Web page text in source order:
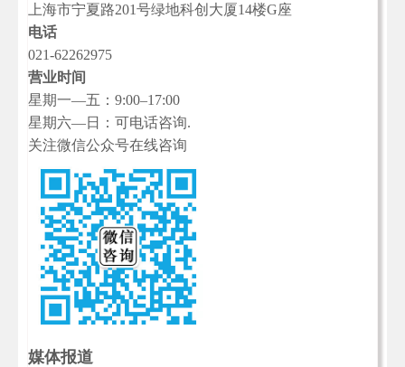
上海市宁夏路201号绿地科创大厦14楼G座
电话
021-62262975
营业时间
星期一—五：9:00–17:00
星期六—日：可电话咨询.
关注微信公众号在线咨询
媒体报道